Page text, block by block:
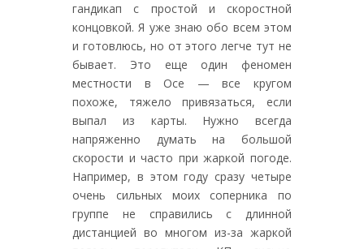
гандикап с простой и скоростной
концовкой. Я уже знаю обо всем этом
и готовлюсь, но от этого легче тут не
бывает. Это еще один феномен
местности в Осе — все кругом
похоже, тяжело привязаться, если
выпал из карты. Нужно всегда
напряженно думать на большой
скорости и часто при жаркой погоде.
Например, в этом году сразу четыре
очень сильных моих соперника по
группе не справились с длинной
дистанцией во многом из-за жаркой